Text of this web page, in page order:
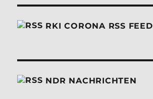
RKI CORONA RSS FEED
NDR NACHRICHTEN